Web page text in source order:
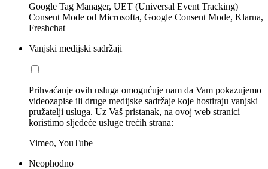
Google Tag Manager, UET (Universal Event Tracking)
Consent Mode od Microsofta, Google Consent Mode, Klarna,
Freshchat
Vanjski medijski sadržaji
Prihvaćanje ovih usluga omogućuje nam da Vam pokazujemo
videozapise ili druge medijske sadržaje koje hostiraju vanjski
pružatelji usluga. Uz Vaš pristanak, na ovoj web stranici
koristimo sljedeće usluge trećih strana:
Vimeo, YouTube
Neophodno